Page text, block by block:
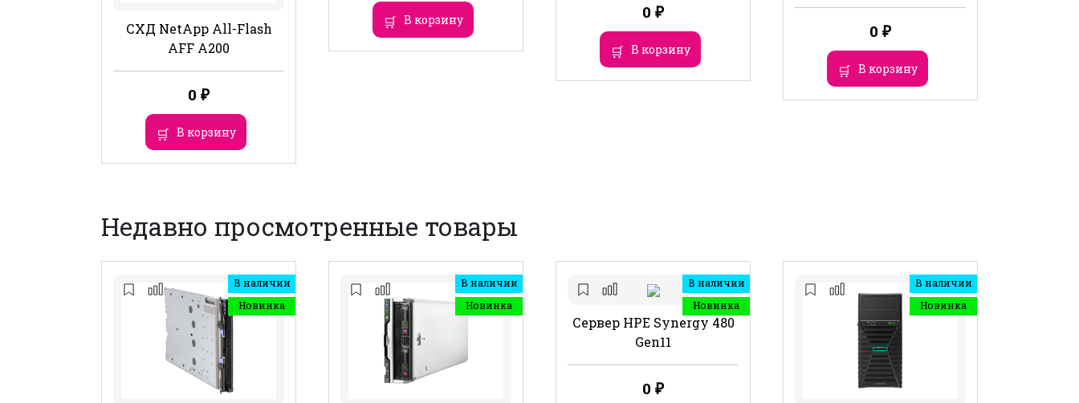
СХД NetApp All-Flash
AFF A200
0 ₽
В корзину
В корзину 0 ₽
В корзину
0 ₽
В корзину
Недавно просмотренные товары
В наличии
Новинка
В наличии
Новинка
В наличии
Новинка
Сервер HPE Synergy 480
Gen11
0 ₽
В наличии
Новинка